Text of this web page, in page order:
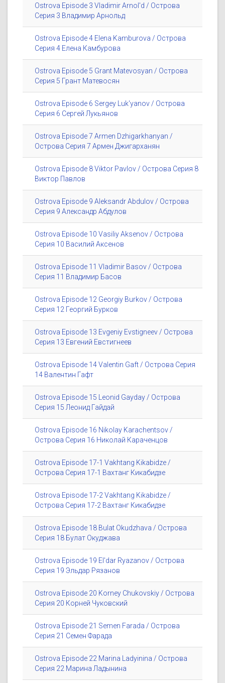
Ostrova Episode 3 Vladimir Arnol'd / Острова
Серия 3 Владимир Арнольд
Ostrova Episode 4 Elena Kamburova / Острова
Серия 4 Елена Камбурова
Ostrova Episode 5 Grant Matevosyan / Острова
Серия 5 Грант Матевосян
Ostrova Episode 6 Sergey Luk'yanov / Острова
Серия 6 Сергей Лукьянов
Ostrova Episode 7 Armen Dzhigarkhanyan /
Острова Серия 7 Армен Джигарханян
Ostrova Episode 8 Viktor Pavlov / Острова Серия 8
Виктор Павлов
Ostrova Episode 9 Aleksandr Abdulov / Острова
Серия 9 Александр Абдулов
Ostrova Episode 10 Vasiliy Aksenov / Острова
Серия 10 Василий Аксенов
Ostrova Episode 11 Vladimir Basov / Острова
Серия 11 Владимир Басов
Ostrova Episode 12 Georgiy Burkov / Острова
Серия 12 Георгий Бурков
Ostrova Episode 13 Evgeniy Evstigneev / Острова
Серия 13 Евгений Евстигнеев
Ostrova Episode 14 Valentin Gaft / Острова Серия
14 Валентин Гафт
Ostrova Episode 15 Leonid Gayday / Острова
Серия 15 Леонид Гайдай
Ostrova Episode 16 Nikolay Karachentsov /
Острова Серия 16 Николай Караченцов
Ostrova Episode 17-1 Vakhtang Kikabidze /
Острова Серия 17-1 Вахтанг Кикабидзе
Ostrova Episode 17-2 Vakhtang Kikabidze /
Острова Серия 17-2 Вахтанг Кикабидзе
Ostrova Episode 18 Bulat Okudzhava / Острова
Серия 18 Булат Окуджава
Ostrova Episode 19 El'dar Ryazanov / Острова
Серия 19 Эльдар Рязанов
Ostrova Episode 20 Korney Chukovskiy / Острова
Серия 20 Корней Чуковский
Ostrova Episode 21 Semen Farada / Острова
Серия 21 Семен Фарада
Ostrova Episode 22 Marina Ladyinina / Острова
Серия 22 Марина Ладынина